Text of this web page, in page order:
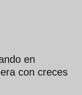
en
con creces